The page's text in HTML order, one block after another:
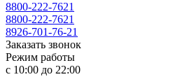
8800-222-7621
8800-222-7621
8926-701-76-21
Заказать звонок
Режим работы
с 10:00 до 22:00